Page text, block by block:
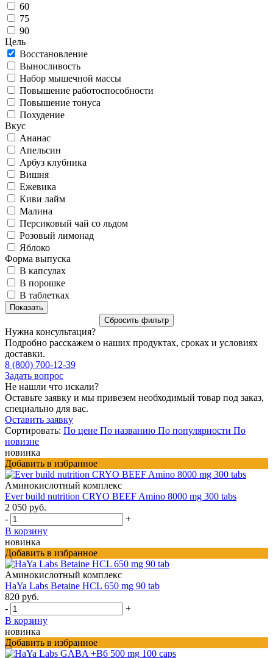
60
75
90
Цель
Восстановление
Выносливость
Набор мышечной массы
Повышение работоспособности
Повышение тонуса
Похудение
Вкус
Ананас
Апельсин
Арбуз клубника
Вишня
Ежевика
Киви лайм
Малина
Персиковый чай со льдом
Розовый лимонад
Яблоко
Форма выпуска
В капсулах
В порошке
В таблетках
Нужна консультация?
Подробно расскажем о наших продуктах, сроках и условиях
доставки.
8 (800) 700-12-39
Задать вопрос
Не нашли что искали?
Оставьте заявку и мы привезем необходимый товар под заказ,
специально для вас.
Оставить заявку
Сортировать: По цене По названию По популярности По
новизне
новинка
Добавить в избранное
Аминокислотный комплекс
Ever build nutrition CRYO BEEF Amino 8000 mg 300 tabs
2 050 руб.
-
+
В корзину
новинка
Добавить в избранное
Аминокислотный комплекс
HaYa Labs Betaine HCL 650 mg 90 tab
820 руб.
-
+
В корзину
новинка
Добавить в избранное